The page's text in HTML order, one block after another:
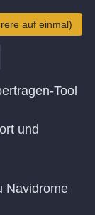
auf einmal)
Tool
und
Navidrome